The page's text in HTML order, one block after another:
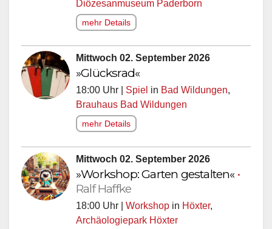
Diözesanmuseum Paderborn
mehr Details
Mittwoch 02. September 2026
»Glücksrad«
18:00 Uhr | Spiel in Bad Wildungen,
Brauhaus Bad Wildungen
mehr Details
Mittwoch 02. September 2026
»Workshop: Garten gestalten« •
Ralf Haffke
18:00 Uhr | Workshop in Höxter,
Archäologiepark Höxter